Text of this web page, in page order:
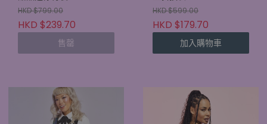
HKD $799.00
HKD $239.70
售罄
HKD $599.00
HKD $179.70
加入購物車